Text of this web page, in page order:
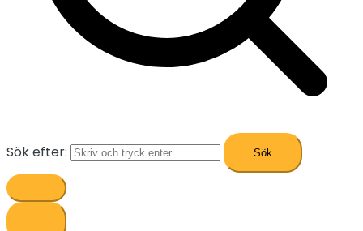
Sök efter: